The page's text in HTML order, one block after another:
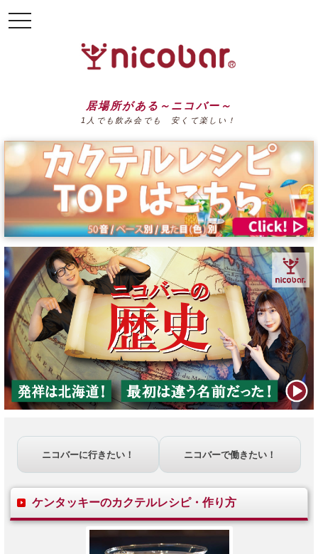
居場所がある～ニコバー～
1人でも飲み会でも 安くて楽しい！
toggle
navigation
ニコバーに行きたい！ ニコバーで働きたい！
ケンタッキーのカクテルレシピ・作り方